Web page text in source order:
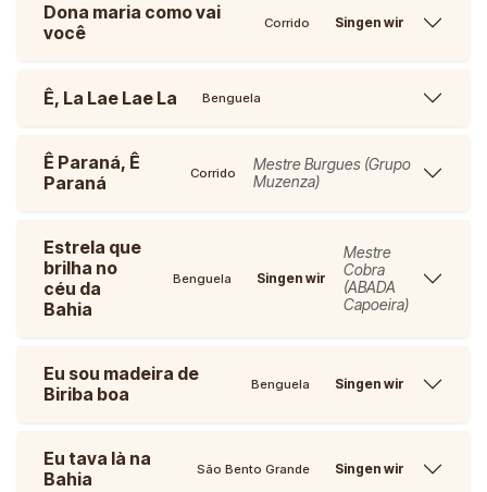
Dona maria como vai
você
Corrido Singen wir
Ê, La Lae Lae La Benguela
Ê Paraná, Ê
Paraná
Corrido
Mestre Burgues (Grupo
Muzenza)
Estrela que
brilha no
céu da
Bahia
Benguela Singen wir
Mestre
Cobra
(ABADA
Capoeira)
Eu sou madeira de
Biriba boa
Benguela Singen wir
Eu tava là na
Bahia
São Bento Grande Singen wir